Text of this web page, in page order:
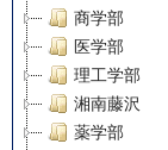
商学部
医学部
理工学部
湘南藤沢
薬学部